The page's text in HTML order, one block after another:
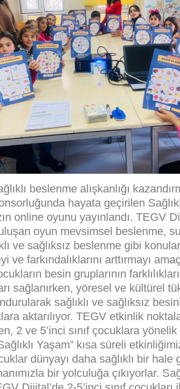
beslenme alışkanlığı
hayata geçirilen
online oyunu yayınlandı. TEGV
oyun mevsimsel beslenme,
ve sağlıksız beslenme gibi
ve farkındalıklarını arttırmayı
besin gruplarının
sağlanırken, yöresel ve kültürel
sağlıklı ve sağlıksız
aktarılıyor. TEGV etkinlik
2 ve 5’inci sınıf çocuklara
Yaşam” kısa süreli
dünyayı daha sağlıklı bir hale
bir yolculuğa çıkıyorlar.